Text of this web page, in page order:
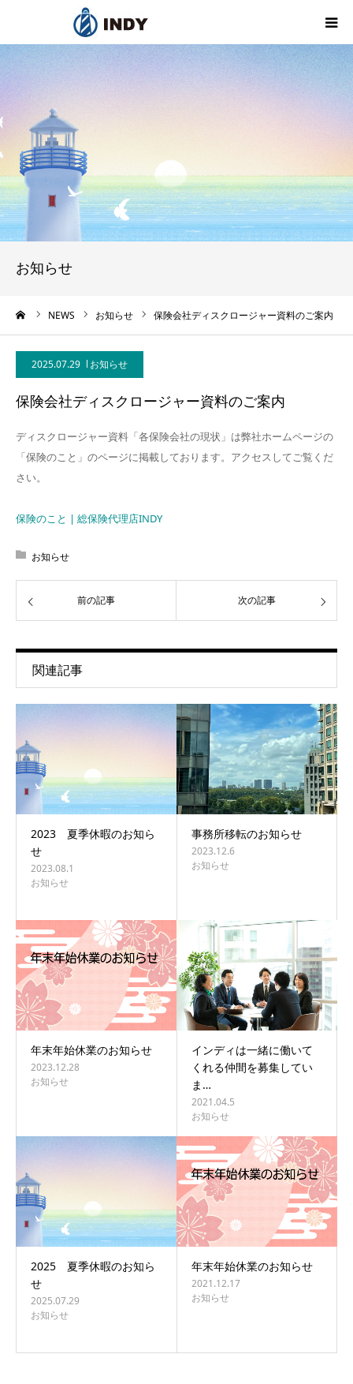
お知らせ
NEWS お知らせ 保険会社ディスクロージャー資料のご案内
2025.07.29 お知らせ
保険会社ディスクロージャー資料のご案内
ディスクロージャー資料「各保険会社の現状」は弊社ホームページの
「保険のこと」のページに掲載しております。アクセスしてご覧くだ
さい。
保険のこと | 総保険代理店INDY
お知らせ
前の記事 次の記事
関連記事
2023 夏季休暇のお知ら
せ
2023.08.1
お知らせ
事務所移転のお知らせ
2023.12.6
お知らせ
年末年始休業のお知らせ
2023.12.28
お知らせ
インディは一緒に働いて
くれる仲間を募集してい
ま…
2021.04.5
お知らせ
2025 夏季休暇のお知ら
せ
2025.07.29
お知らせ
年末年始休業のお知らせ
2021.12.17
お知らせ
私たちの想い
インディのこと
保険のこと
お知らせ